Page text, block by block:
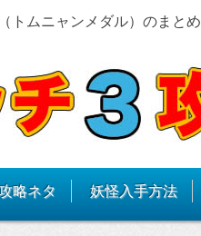
トムニャンメダル）のまとめ
略ネタ 妖怪入手方法